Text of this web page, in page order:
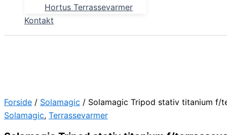
Hortus Terrassevarmer
Kontakt
Forside / Solamagic / Solamagic Tripod stativ titanium f/
Solamagic, Terrassevarmer